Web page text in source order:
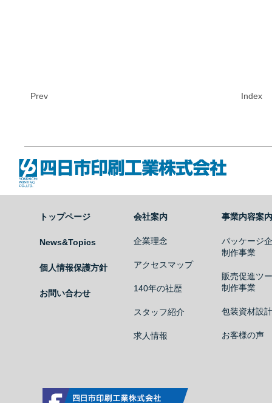
Prev Index
トップページ
News&Topics
個人情報保護方針
お問い合わせ
会社案内
企業理念
アクセスマップ
140年の社歴
スタッフ紹介
求人情報
事業内容案内
パッケージ
制作事業
販売促進ツ
制作事業
包装資材設
お客様の声